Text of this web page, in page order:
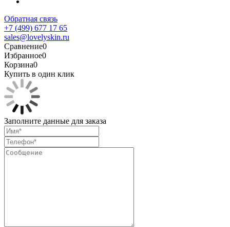
Обратная связь
+7 (499) 677 17 65
sales@lovelyskin.ru
Сравнение0
Избранное0
Корзина0
Купить в один клик
Заполните данные для заказа